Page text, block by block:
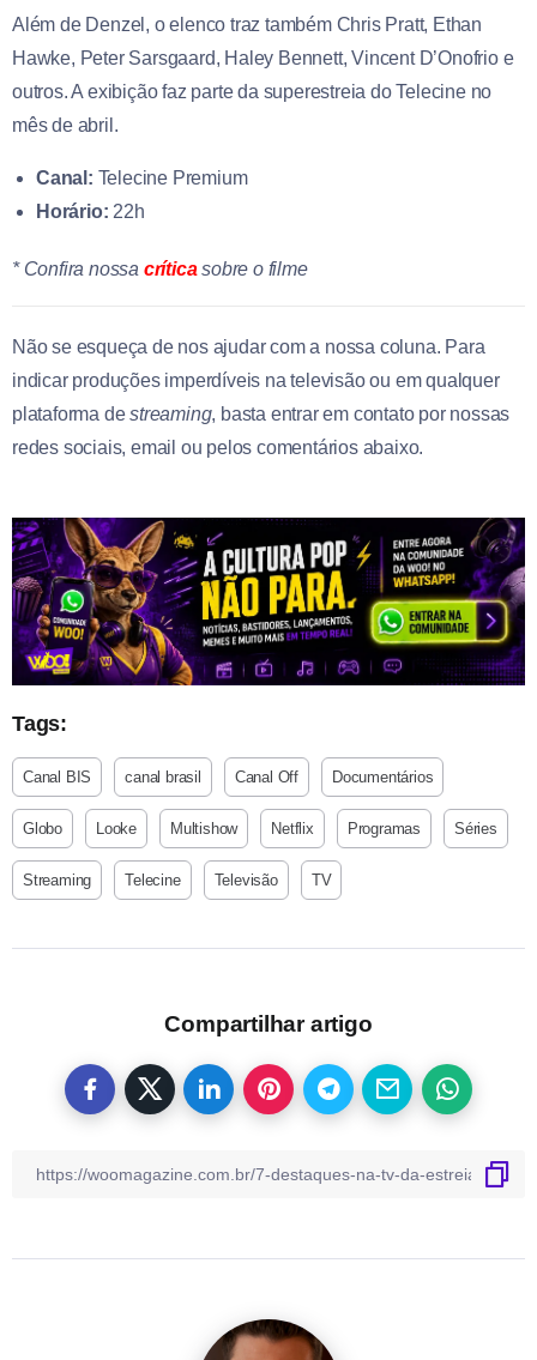
Além de Denzel, o elenco traz também Chris Pratt, Ethan
Hawke, Peter Sarsgaard, Haley Bennett, Vincent D’Onofrio e
outros. A exibição faz parte da superestreia do Telecine no
mês de abril.
Canal: Telecine Premium
Horário: 22h
* Confira nossa críticasobre o filme
Não se esqueça de nos ajudar com a nossa coluna. Para
indicar produções imperdíveis na televisão ou em qualquer
plataforma destreaming, basta entrar em contato por nossas
redes sociais, email ou pelos comentários abaixo.
Tags:
Canal BIS canal brasil Canal Off Documentários
Globo Looke Multishow Netflix Programas Séries
Streaming Telecine Televisão TV
Compartilhar artigo